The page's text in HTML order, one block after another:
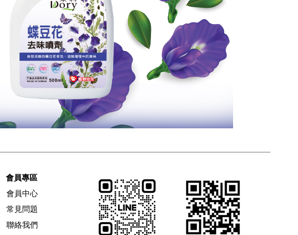
會員專區
會員中心
常見問題
聯絡我們